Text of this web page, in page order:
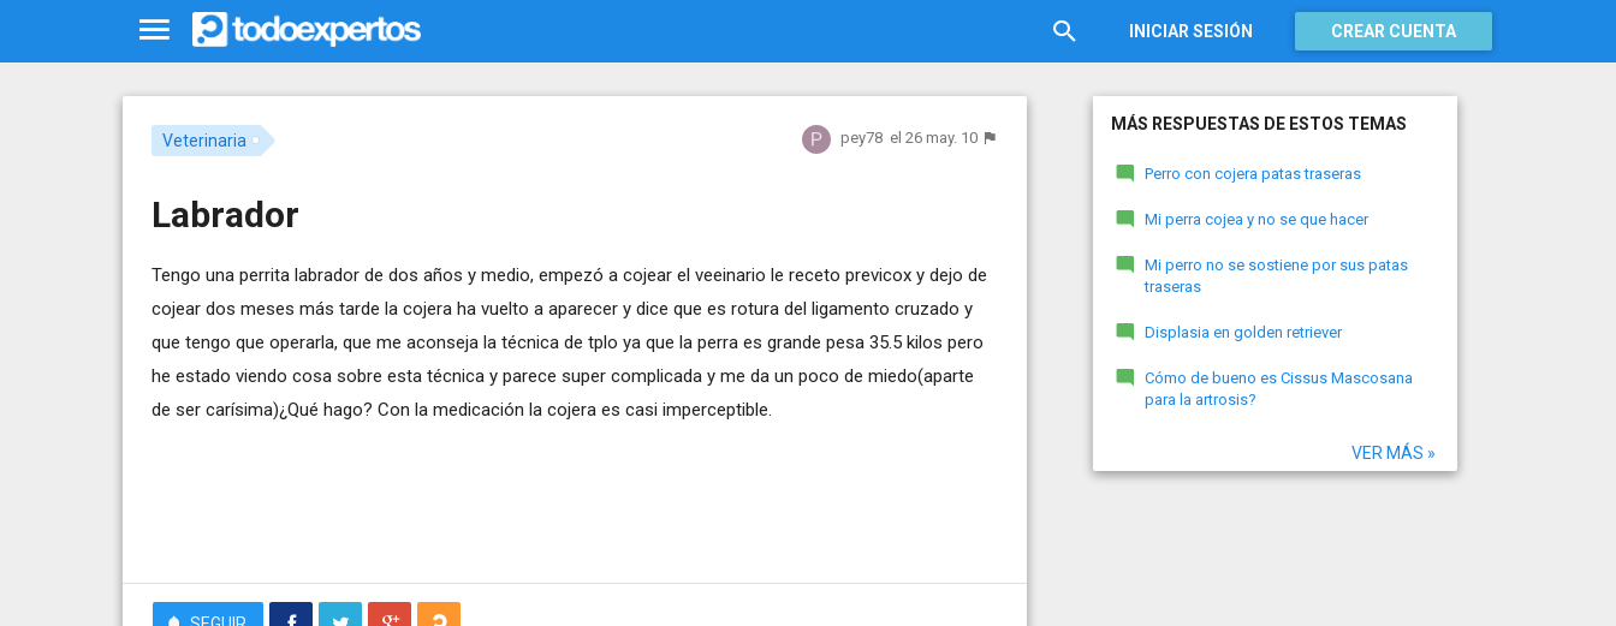
INICIAR SESIÓN CREAR CUENTA
Veterinaria pey78 el 26 may. 10
Labrador
Tengo una perrita labrador de dos años y medio, empezó a cojear el veeinario le receto previcox y dejo de
cojear dos meses más tarde la cojera ha vuelto a aparecer y dice que es rotura del ligamento cruzado y
que tengo que operarla, que me aconseja la técnica de tplo ya que la perra es grande pesa 35.5 kilos pero
he estado viendo cosa sobre esta técnica y parece super complicada y me da un poco de miedo(aparte
de ser carísima)¿Qué hago? Con la medicación la cojera es casi imperceptible.
MÁS RESPUESTAS DE ESTOS TEMAS
Perro con cojera patas traseras
Mi perra cojea y no se que hacer
Mi perro no se sostiene por sus patas
traseras
Displasia en golden retriever
Cómo de bueno es Cissus Mascosana
para la artrosis?
VER MÁS »